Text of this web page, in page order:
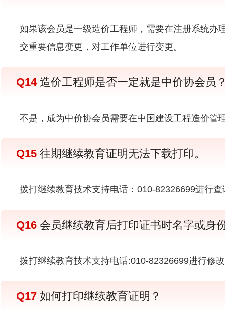
如果该会员是一级造价工程师，需要在注册系统办
交重要信息变更，对工作单位进行变更。
Q14 造价工程师是否一定就是中价协会员
不是，成为中价协会员需要在中国建设工程造价管
Q15 往期继续教育证明无法下载打印。
拨打继续教育技术支持电话：010-82326699进行查
Q16 会员继续教育后打印证书时名字或身
拨打继续教育技术支持电话:010-82326699进行修
Q17 如何打印继续教育证明？